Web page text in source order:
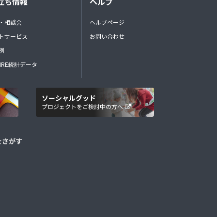
相談会
サービス
統計データ
ヘルプページ
お問い合わせ
ソーシャルグッド
プロジェクトをご検討中の方へ
がす